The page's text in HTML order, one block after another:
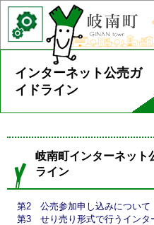
インターネット公売ガ
イドライン
岐南町インターネット
ライン
第2 公売参加申し込みについて
第3 せり売り形式で行うインタ